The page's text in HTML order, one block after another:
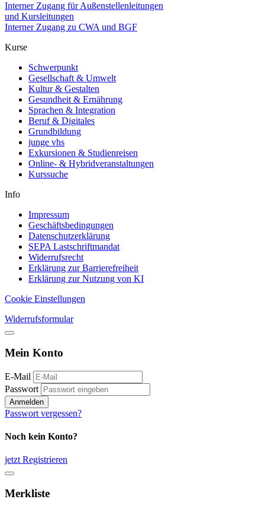
Interner Zugang für Außenstellenleitungen
und Kursleitungen
Interner Zugang zu CWA und BGF
Kurse
Schwerpunkt
Gesellschaft & Umwelt
Kultur & Gestalten
Gesundheit & Ernährung
Sprachen & Integration
Beruf & Digitales
Grundbildung
junge vhs
Exkursionen & Studienreisen
Online- & Hybridveranstaltungen
Kurssuche
Info
Impressum
Geschäftsbedingungen
Datenschutzerklärung
SEPA Lastschriftmandat
Widerrufsrecht
Erklärung zur Barrierefreiheit
Erklärung zur Nutzung von KI
Cookie Einstellungen
Widerrufsformular
Mein Konto
E-Mail
Passwort
Anmelden
Passwort vergessen?
Noch kein Konto?
jetzt Registrieren
Merkliste